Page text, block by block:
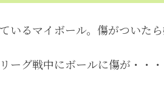
いるマイボール。傷がついたら
ーグ戦中にボールに傷が・・